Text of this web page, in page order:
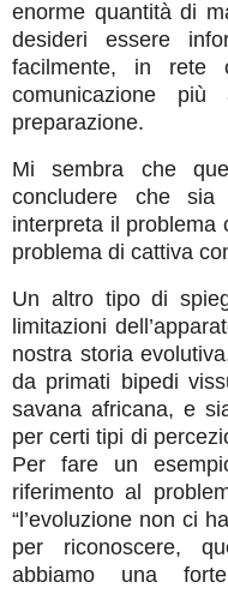
enorme quantità di
desideri essere
facilmente, in rete
comunicazione
preparazione.
Mi sembra che
concludere che
interpreta il problema
problema di cattiva
Un altro tipo di
limitazioni
nostra storia
da primati bipedi
savana africana, e
per certi tipi di
Per fare un
riferimento al
“l’evoluzione non ci
per riconoscere,
abbiamo una